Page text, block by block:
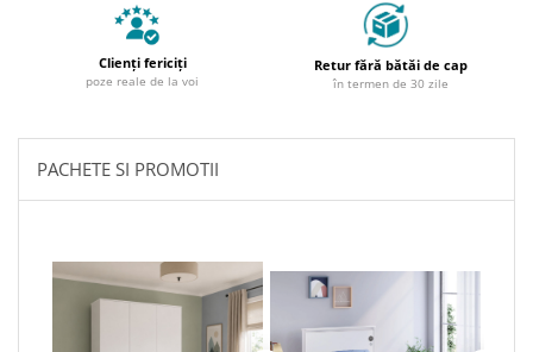
Clienți fericiți
poze reale de la voi
Retur fără bătăi de cap
în termen de 30 zile
PACHETE SI PROMOTII